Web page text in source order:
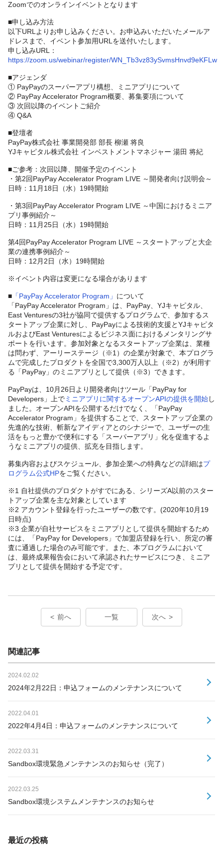
Zoomでのオンラインイベントとなります
■申し込み方法
以下URLよりお申し込みください。お申込みいただいたメールア
ドレスまで、イベント参加用URLを送付いたします。
申し込みURL：
https://zoom.us/webinar/register/WN_Tb3vz83ySvmsHnvd9eKFLw
■アジェンダ
① PayPayのスーパーアプリ構想、ミニアプリについて
② PayPay Accelerator Program概要、募集要項について
③ 次回以降のイベントご紹介
④ Q&A
■登壇者
PayPay株式会社 事業開発部 部長 柳瀬 将良
YJキャピタル株式会社 インベストメントマネジャー 湯田 将紀
■ご参考：次回以降、開催予定のイベント
・第2回PayPay Accelerator Program LIVE ～開発者向け説明会～
日時：11月18日（水）19時開始
・第3回PayPay Accelerator Program LIVE ～中国におけるミニア
プリ事例紹介～
日時：11月25日（水）19時開始
第4回PayPay Accelerator Program LIVE ～スタートアップと大企
業の連携事例紹介～
日時：12月2日（水）19時開始
※イベント内容は変更になる場合があります
■ 「PayPay Accelerator Program 」 について
「PayPay Accelerator Program」は、PayPay、YJキャピタル、
East Venturesの3社が協同で提供するプログラムで、参加するス
タートアップ企業に対し、PayPayによる技術的支援とYJキャピタ
ルおよびEast Venturesによるビジネス面におけるメンタリングサ
ポートを行います。参加対象となるスタートアップ企業は、業種
は問わず、アーリーステージ（※1）の企業が対象で、本プログラ
ムで完成したプロダクトを全国で3,300万人以上（※2）が利用す
る「PayPay」のミニアプリとして提供（※3）できます。
PayPayは、10月26日より開発者向けツール「PayPay for
Developers」上でミニアプリに関するオープンAPIの提供を開始し
ました。オープンAPIを公開するだけでなく、「PayPay
Accelerator Program」を提供することで、スタートアップ企業の
先進的な技術、斬新なアイディアとのシナジーで、ユーザーの生
活をもっと豊かで便利にする「スーパーアプリ」化を促進するよ
うなミニアプリの提供、拡充を目指します。
募集内容およびスケジュール、参加企業への特典などの詳細はプ
ログラム公式HPをご覧ください。
※1 自社提供のプロダクトがすでにある、シリーズA以前のスター
トアップ企業を主な対象としています
※2 アカウント登録を行ったユーザーの数です。(2020年10月19
日時点)
※3 企業が自社サービスをミニアプリとして提供を開始するため
には、「PayPay for Developers」で加盟店登録を行い、所定の審
査に通過した場合のみ可能です。また、本プログラムにおいて
は、最終成果報告会において承認されたサービスにつき、ミニア
プリとして提供を開始する予定です。
前へ 一覧 次へ
関連記事
2024.02.02
2024年2月22日：申込フォームのメンテナンスについて
2022.04.01
2022年4月4日：申込フォームのメンテナンスについて
2022.03.31
Sandbox環境緊急メンテナンスのお知らせ（完了）
2022.03.25
Sandbox環境システムメンテナンスのお知らせ
最近の投稿